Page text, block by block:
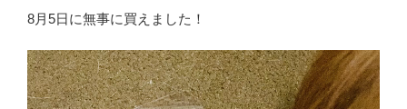
8月5日に無事に買えました！